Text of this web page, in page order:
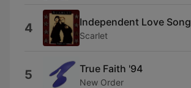
4 Independent Love Song
Scarlet
5 True Faith '94
New Order